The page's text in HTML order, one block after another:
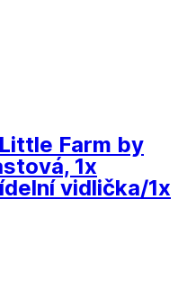
Farm by
1x
vidlička/1x